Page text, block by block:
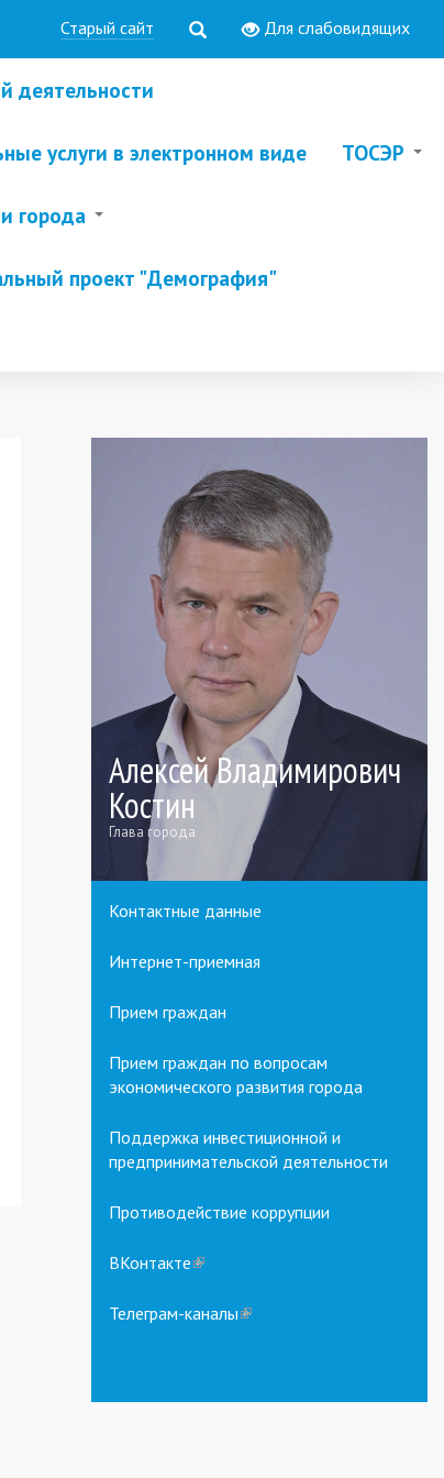
Старый сайт Для слабовидящих
деятельности
услуги в электронном виде ТОСЭР
города
проект "Демография"
Алексей Владимирович
Костин
Глава города
Контактные данные
Интернет-приемная
Прием граждан
Прием граждан по вопросам
экономического развития города
Поддержка инвестиционной и
предпринимательской деятельности
Противодействие коррупции
ВКонтакте(link
external)
Телеграм-каналы(link